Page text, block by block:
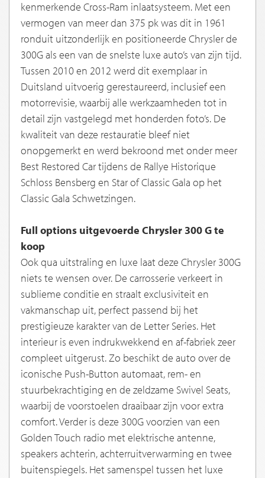
kenmerkende Cross-Ram inlaatsysteem. Met een
vermogen van meer dan 375 pk was dit in 1961
ronduit uitzonderlijk en positioneerde Chrysler de
300G als een van de snelste luxe auto’s van zijn tijd.
Tussen 2010 en 2012 werd dit exemplaar in
Duitsland uitvoerig gerestaureerd, inclusief een
motorrevisie, waarbij alle werkzaamheden tot in
detail zijn vastgelegd met honderden foto’s. De
kwaliteit van deze restauratie bleef niet
onopgemerkt en werd bekroond met onder meer
Best Restored Car tijdens de Rallye Historique
Schloss Bensberg en Star of Classic Gala op het
Classic Gala Schwetzingen.
Full options uitgevoerde Chrysler 300 G te
koop
Ook qua uitstraling en luxe laat deze Chrysler 300G
niets te wensen over. De carrosserie verkeert in
sublieme conditie en straalt exclusiviteit en
vakmanschap uit, perfect passend bij het
prestigieuze karakter van de Letter Series. Het
interieur is even indrukwekkend en af-fabriek zeer
compleet uitgerust. Zo beschikt de auto over de
iconische Push-Button automaat, rem- en
stuurbekrachtiging en de zeldzame Swivel Seats,
waarbij de voorstoelen draaibaar zijn voor extra
comfort. Verder is deze 300G voorzien van een
Golden Touch radio met elektrische antenne,
speakers achterin, achterruitverwarming en twee
buitenspiegels. Het samenspel tussen het luxe